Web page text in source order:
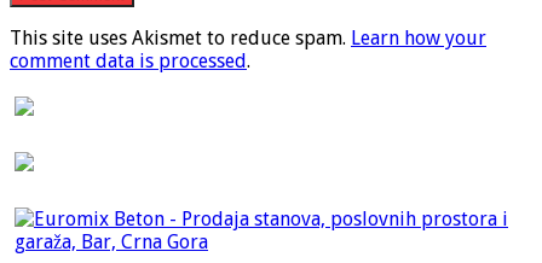
This site uses Akismet to reduce spam. Learn how your
comment data is processed.